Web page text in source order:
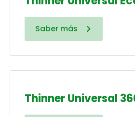
Saber más
Thinner Universal